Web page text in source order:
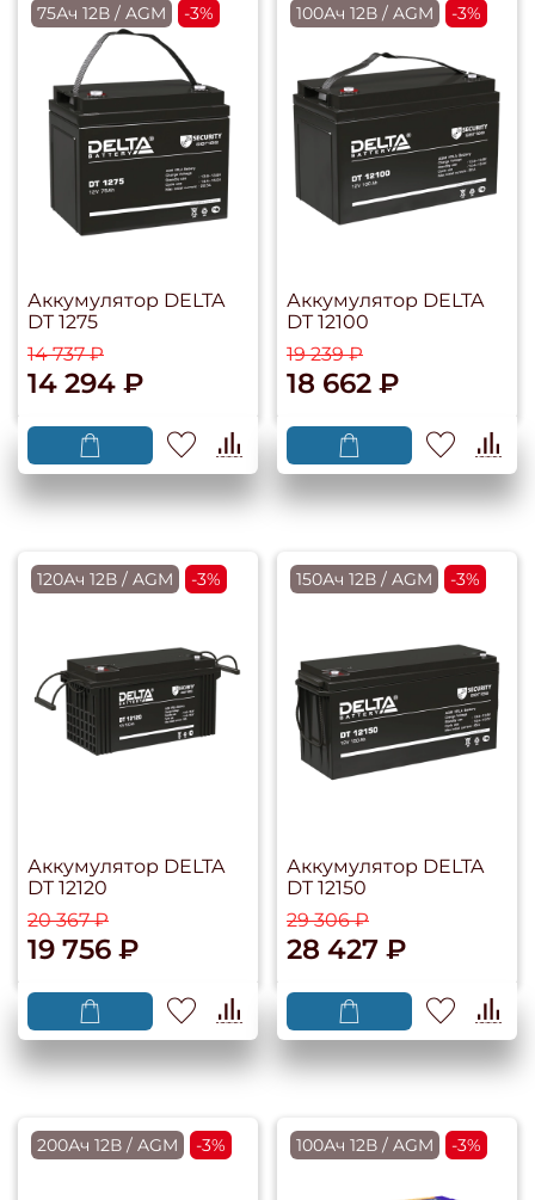
75Ач 12В / AGM -3%
Аккумулятор DELTA
DT 1275
14 737 ₽
14 294 ₽
100Ач 12В / AGM -3%
Аккумулятор DELTA
DT 12100
19 239 ₽
18 662 ₽
120Ач 12В / AGM -3%
Аккумулятор DELTA
DT 12120
20 367 ₽
19 756 ₽
150Ач 12В / AGM -3%
Аккумулятор DELTA
DT 12150
29 306 ₽
28 427 ₽
200Ач 12В / AGM -3% 100Ач 12В / AGM -3%